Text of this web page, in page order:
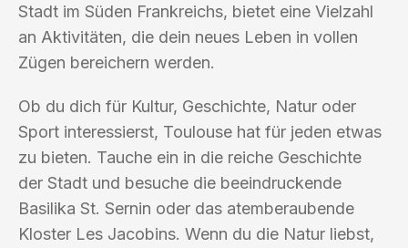
Stadt im Süden Frankreichs, bietet eine Vielzahl
an Aktivitäten, die dein neues Leben in vollen
Zügen bereichern werden.
Ob du dich für Kultur, Geschichte, Natur oder
Sport interessierst, Toulouse hat für jeden etwas
zu bieten. Tauche ein in die reiche Geschichte
der Stadt und besuche die beeindruckende
Basilika St. Sernin oder das atemberaubende
Kloster Les Jacobins. Wenn du die Natur liebst,